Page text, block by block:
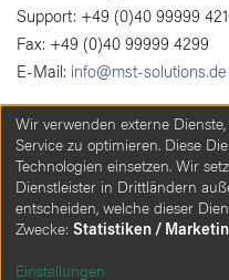
Support: +49 (0)40 99999
Fax: +49 (0)40 99999 4299
E-Mail: info@mst-solutions.de
Cookie-Einstellungen
MST
© 2026 MST
Wir verwenden externe
Service zu optimieren. Diese
Technologien einsetzen. Wir
Dienstleister in Drittländern
entscheiden, welche dieser
Zwecke: Statistiken /
Einstellungen